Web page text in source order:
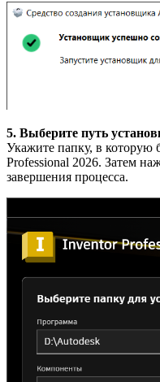
5. Выберите путь
Укажите папку, в которую
Professional 2026. Затем
завершения процесса.